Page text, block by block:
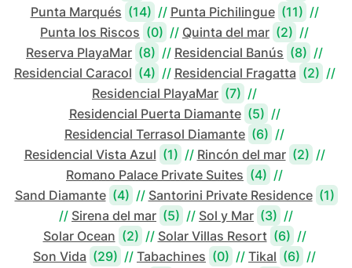
Punta Marqués (14) // Punta Pichilingue (11) //
Punta los Riscos (0) // Quinta del mar (2) //
Reserva PlayaMar (8) // Residencial Banús (8) //
Residencial Caracol (4) // Residencial Fragatta (2) //
Residencial PlayaMar (7) //
Residencial Puerta Diamante (5) //
Residencial Terrasol Diamante (6) //
Residencial Vista Azul (1) // Rincón del mar (2) //
Romano Palace Private Suites (4) //
Sand Diamante (4) // Santorini Private Residence (1)
// Sirena del mar (5) // Sol y Mar (3) //
Solar Ocean (2) // Solar Villas Resort (6) //
Son Vida (29) // Tabachines (0) // Tikal (6) //